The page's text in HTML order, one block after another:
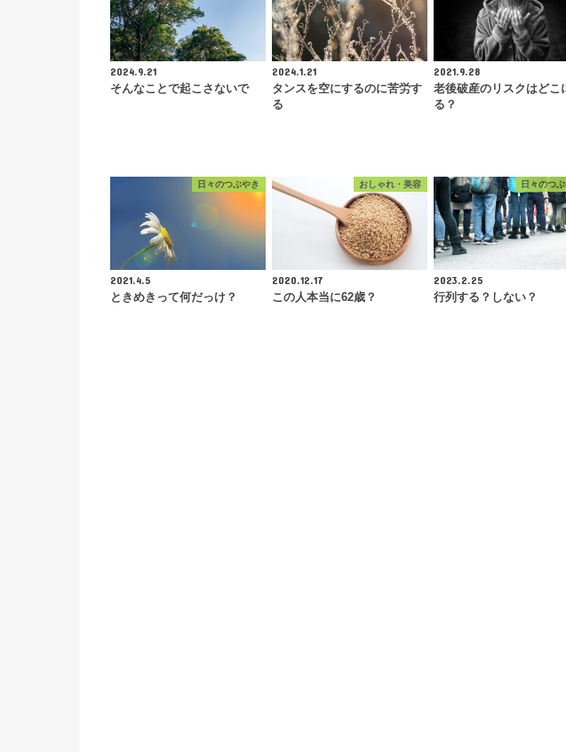
2024.9.21
そんなことで起こさないで
2024.1.21
タンスを空にするのに苦労す
る
2021.9.28
老後破産のリスクはどこ
る？
日々のつぶやき
2021.4.5
ときめきって何だっけ？
おしゃれ・美容
2020.12.17
この人本当に62歳？
日々のつ
2023.2.25
行列する？しない？